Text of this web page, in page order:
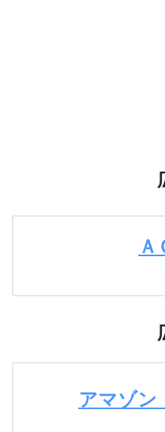
Ａ
アマゾン